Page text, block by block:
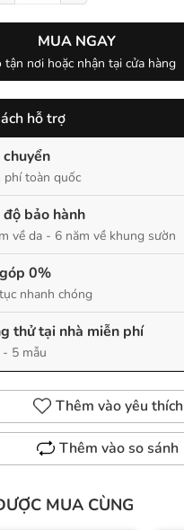
MUA NGAY
tận nơi hoặc nhận tại cửa hàng
hỗ trợ
phí toàn quốc
độ bảo hành
về da - 6 năm về khung sườn
0%
nhanh chóng
thử tại nhà miễn phí
5 mẫu
Thêm vào yêu thích
Thêm vào so sánh
MUA CÙNG